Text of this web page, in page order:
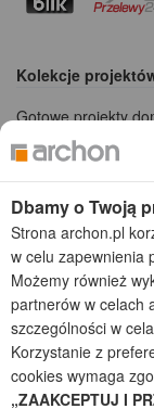
Kolekcje
Gotowe projekty
Projekty domów
Projekty domów
Projekty małych
Projekty domów
Projekty domów
Projekty domów
Projekty domów
2026 © ARCHON+
projekty domów -
przez arch. Barbarę
Z uwagi na ciągłe
Dbamy o Twoją
Strona archon.pl
w celu zapewnienia
Możemy również
partnerów w celach
szczególności w
Korzystanie z
cookies wymaga
„ZAAKCEPTUJ I